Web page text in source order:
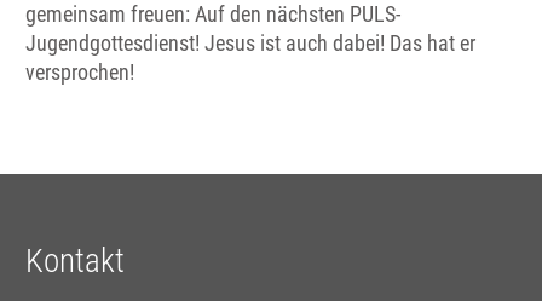
gemeinsam freuen: Auf den nächsten PULS-
Jugendgottesdienst! Jesus ist auch dabei! Das hat er
versprochen!
Kontakt